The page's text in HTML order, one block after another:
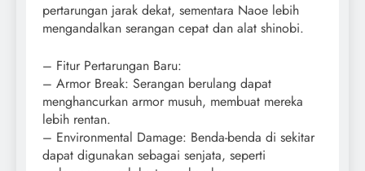
pertarungan jarak dekat, sementara Naoe lebih
mengandalkan serangan cepat dan alat shinobi.
– Fitur Pertarungan Baru:
– Armor Break: Serangan berulang dapat
menghancurkan armor musuh, membuat mereka
lebih rentan.
– Environmental Damage: Benda-benda di sekitar
dapat digunakan sebagai senjata, seperti